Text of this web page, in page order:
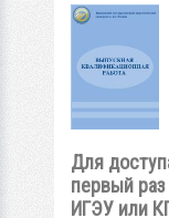
Для
первый раз
ИГЭУ или